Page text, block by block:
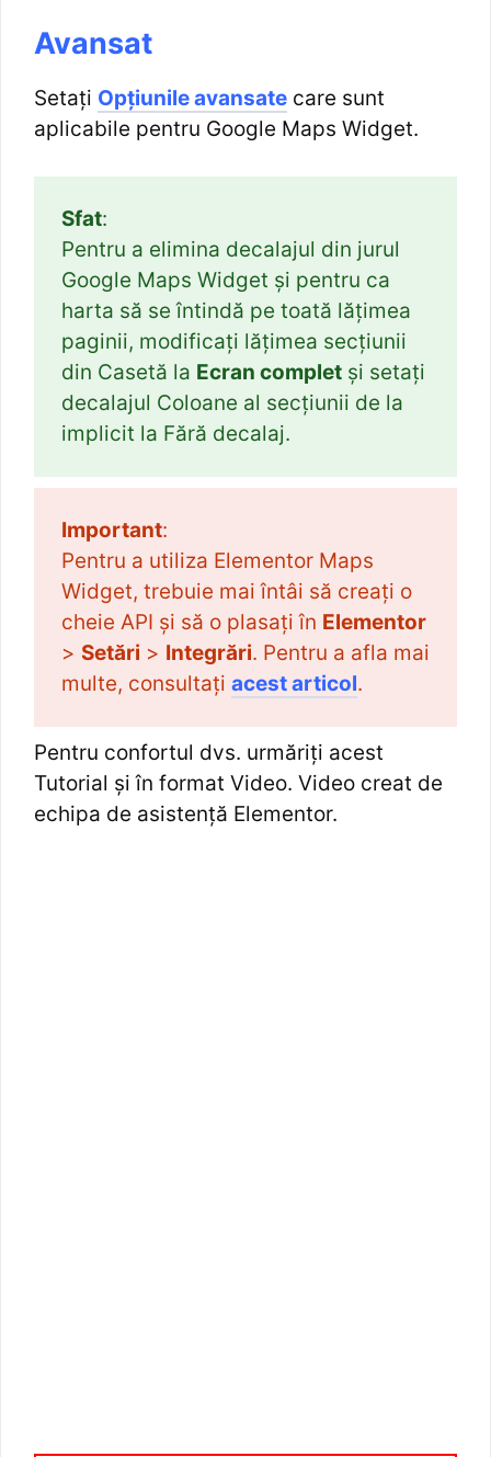
Avansat
Setați Opțiunile avansate care sunt
aplicabile pentru Google Maps Widget.
Sfat:
Pentru a elimina decalajul din jurul
Google Maps Widget și pentru ca
harta să se întindă pe toată lățimea
paginii, modificați lățimea secțiunii
din Casetă la Ecran complet și setați
decalajul Coloane al secțiunii de la
implicit la Fără decalaj.
Important:
Pentru a utiliza Elementor Maps
Widget, trebuie mai întâi să creați o
cheie API și să o plasați în Elementor
> Setări > Integrări. Pentru a afla mai
multe, consultați acest articol.
Pentru confortul dvs. urmăriți acest
Tutorial și în format Video. Video creat de
echipa de asistență Elementor.